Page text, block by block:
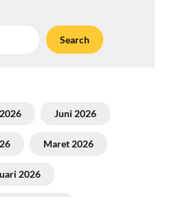
Search
Juni 2026
Maret 2026
2026